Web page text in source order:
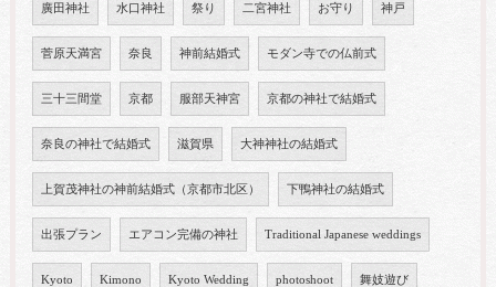
廣田神社 水口神社 祭り 二宮神社 お守り 神戸
菅原天満宮 奈良 神前結婚式 モダン寺での仏前式
三十三間堂 京都 服部天神宮 京都の神社で結婚式
奈良の神社で結婚式 滋賀県 大神神社の結婚式
上賀茂神社の神前結婚式（京都市北区） 下鴨神社の結婚式
出張プラン エアコン完備の神社 Traditional Japanese weddings
Kyoto Kimono Kyoto Wedding photoshoot 舞妓遊び